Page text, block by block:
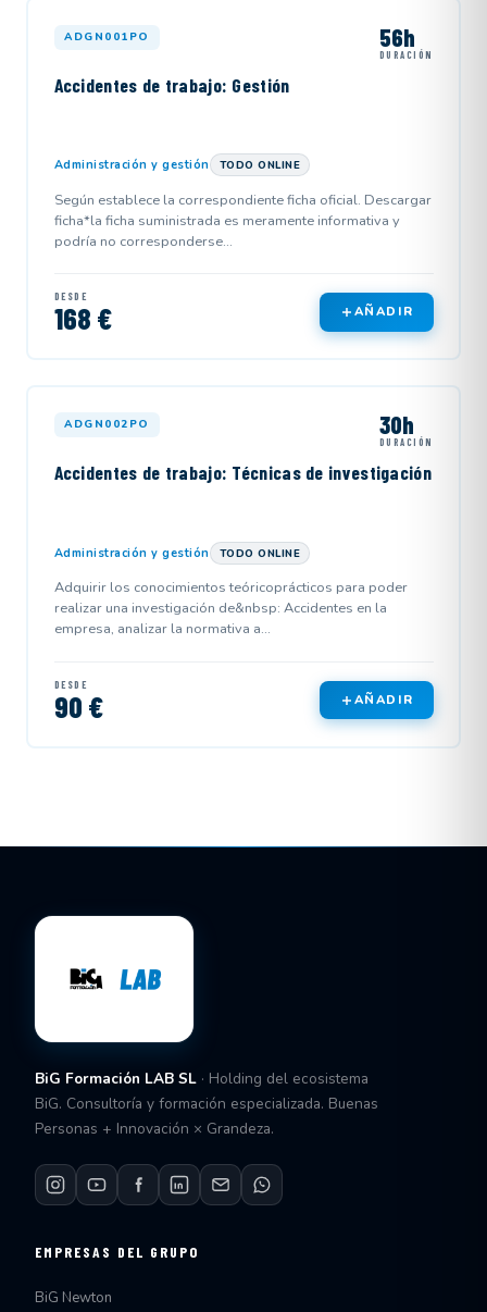
ADGN001PO 56h
DURACIÓN
Accidentes de trabajo: Gestión
Administración y gestión TODO ONLINE
Según establece la correspondiente ficha oficial. Descargar
ficha*la ficha suministrada es meramente informativa y
podría no corresponderse...
DESDE
168 € AÑADIR
ADGN002PO 30h
DURACIÓN
Accidentes de trabajo: Técnicas de investigación
Administración y gestión TODO ONLINE
Adquirir los conocimientos teóricoprácticos para poder
realizar una investigación de&nbsp: Accidentes en la
empresa, analizar la normativa a...
DESDE
90 € AÑADIR
BiG Formación LAB SL · Holding del ecosistema
BiG. Consultoría y formación especializada. Buenas
Personas + Innovación × Grandeza.
EMPRESAS DEL GRUPO
BiG Newton